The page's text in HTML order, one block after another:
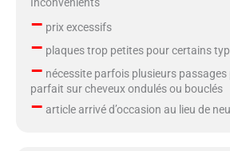
– prix excessifs
– plaques trop petites pour certains
– nécessite parfois plusieurs
parfait sur cheveux ondulés ou bouclés
– article arrivé d’occasion au lieu de